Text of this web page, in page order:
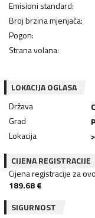
Emisioni standard:
Broj brzina mjenjača:
Pogon:
Strana volana:
LOKACIJA OGLASA
Država
Grad
Lokacija
CIJENA REGISTRACIJE
Cijena registracije za
189.68€
SIGURNOST